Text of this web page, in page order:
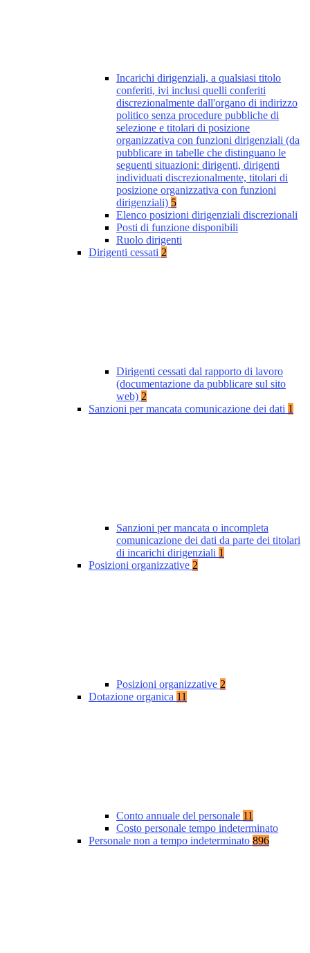
Incarichi dirigenziali, a qualsiasi titolo
conferiti, ivi inclusi quelli conferiti
discrezionalmente dall'organo di indirizzo
politico senza procedure pubbliche di
selezione e titolari di posizione
organizzativa con funzioni dirigenziali (da
pubblicare in tabelle che distinguano le
seguenti situazioni: dirigenti, dirigenti
individuati discrezionalmente, titolari di
posizione organizzativa con funzioni
dirigenziali) 5
Elenco posizioni dirigenziali discrezionali
Posti di funzione disponibili
Ruolo dirigenti
Dirigenti cessati 2
Dirigenti cessati dal rapporto di lavoro
(documentazione da pubblicare sul sito
web) 2
Sanzioni per mancata comunicazione dei dati 1
Sanzioni per mancata o incompleta
comunicazione dei dati da parte dei titolari
di incarichi dirigenziali 1
Posizioni organizzative 2
Posizioni organizzative 2
Dotazione organica 11
Conto annuale del personale 11
Costo personale tempo indeterminato
Personale non a tempo indeterminato 896